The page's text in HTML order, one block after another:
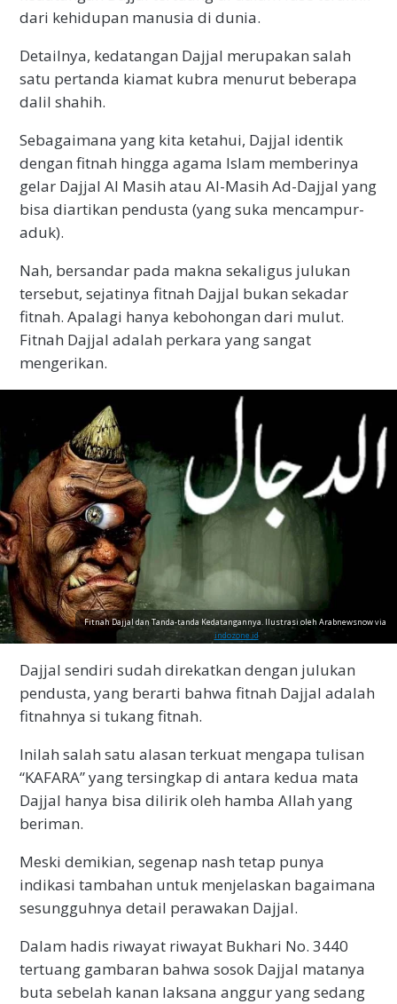
dari kehidupan manusia di dunia.
Detailnya, kedatangan Dajjal merupakan salah
satu pertanda kiamat kubra menurut beberapa
dalil shahih.
Sebagaimana yang kita ketahui, Dajjal identik
dengan fitnah hingga agama Islam memberinya
gelar Dajjal Al Masih atau Al-Masih Ad-Dajjal yang
bisa diartikan pendusta (yang suka mencampur-
aduk).
Nah, bersandar pada makna sekaligus julukan
tersebut, sejatinya fitnah Dajjal bukan sekadar
fitnah. Apalagi hanya kebohongan dari mulut.
Fitnah Dajjal adalah perkara yang sangat
mengerikan.
Fitnah Dajjal dan Tanda-tanda Kedatangannya. Ilustrasi oleh Arabnewsnow via
indozone.id
Dajjal sendiri sudah direkatkan dengan julukan
pendusta, yang berarti bahwa fitnah Dajjal adalah
fitnahnya si tukang fitnah.
Inilah salah satu alasan terkuat mengapa tulisan
“KAFARA” yang tersingkap di antara kedua mata
Dajjal hanya bisa dilirik oleh hamba Allah yang
beriman.
Meski demikian, segenap nash tetap punya
indikasi tambahan untuk menjelaskan bagaimana
sesungguhnya detail perawakan Dajjal.
Dalam hadis riwayat riwayat Bukhari No. 3440
tertuang gambaran bahwa sosok Dajjal matanya
buta sebelah kanan laksana anggur yang sedang